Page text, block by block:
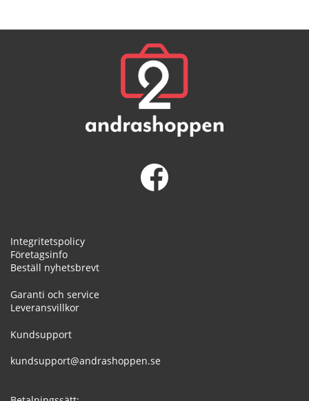
Integritetspolicy
Företagsinfo
Beställ nyhetsbrevt
Garanti och service
Leveransvillkor
Kundsupport
kundsupport@andrashoppen.se